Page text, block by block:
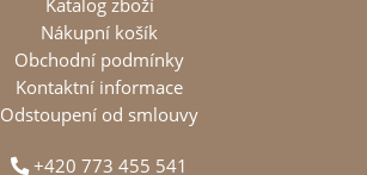
Katalog zboží
Nákupní košík
Obchodní podmínky
Kontaktní informace
Odstoupení od smlouvy
+420 773 455 541